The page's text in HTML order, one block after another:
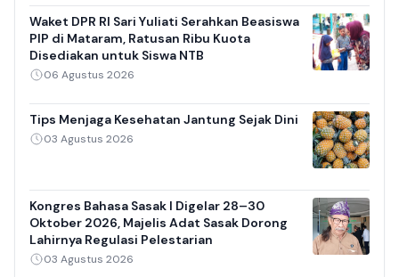
Waket DPR RI Sari Yuliati Serahkan Beasiswa
PIP di Mataram, Ratusan Ribu Kuota
Disediakan untuk Siswa NTB
06 Agustus 2026
Tips Menjaga Kesehatan Jantung Sejak Dini
03 Agustus 2026
Kongres Bahasa Sasak I Digelar 28–30
Oktober 2026, Majelis Adat Sasak Dorong
Lahirnya Regulasi Pelestarian
03 Agustus 2026